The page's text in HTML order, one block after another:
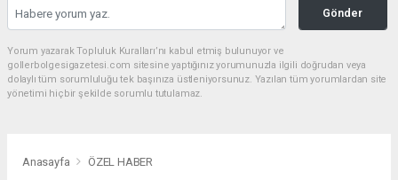
Gönder
Yorum yazarak Topluluk Kuralları’nı kabul etmiş bulunuyor ve
gollerbolgesigazetesi.com sitesine yaptığınız yorumunuzla ilgili doğrudan veya
dolaylı tüm sorumluluğu tek başınıza üstleniyorsunuz. Yazılan tüm yorumlardan site
yönetimi hiçbir şekilde sorumlu tutulamaz.
Anasayfa ÖZEL HABER